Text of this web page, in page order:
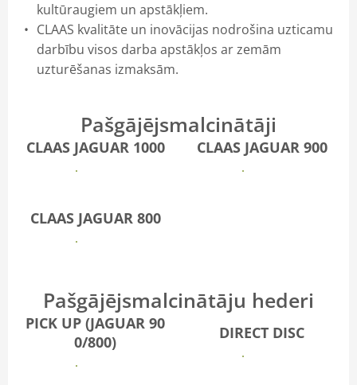
kultūraugiem un apstākļiem.
CLAAS kvalitāte un inovācijas nodrošina uzticamu
darbību visos darba apstākļos ar zemām
uzturēšanas izmaksām.
Pašgājējsmalcinātāji
CLAAS JAGUAR 1000
Vairāk
CLAAS JAGUAR 900
Vairāk
CLAAS JAGUAR 800
Vairāk
Pašgājējsmalcinātāju hederi
PICK UP (JAGUAR 90
0/800)
Vairāk
DIRECT DISC
Vairāk